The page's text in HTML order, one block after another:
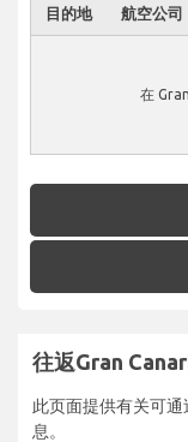
目的地 航空公司
在
往返Gran
此页面提供有关可通
息。